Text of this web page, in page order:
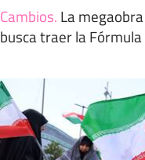
Cambios. La
busca traer la